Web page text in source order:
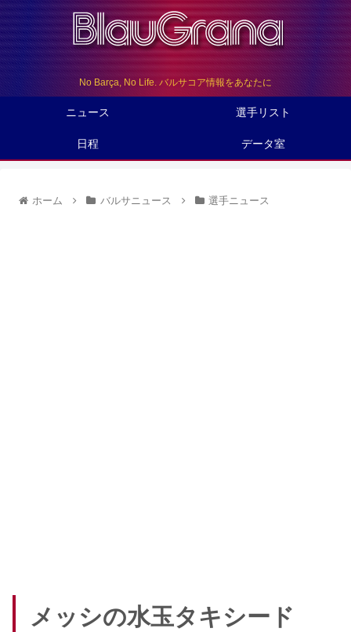
No Barça, No Life. バルサコア情報をあなたに
ニュース 選手リスト
日程 データ室
ホーム バルサニュース 選手ニュース
メッシの水玉タキシード